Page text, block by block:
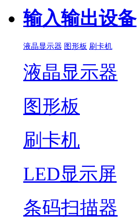
输入输出设备
液晶显示器 图形板 刷卡机
液晶显示器
图形板
刷卡机
LED显示屏
条码扫描器